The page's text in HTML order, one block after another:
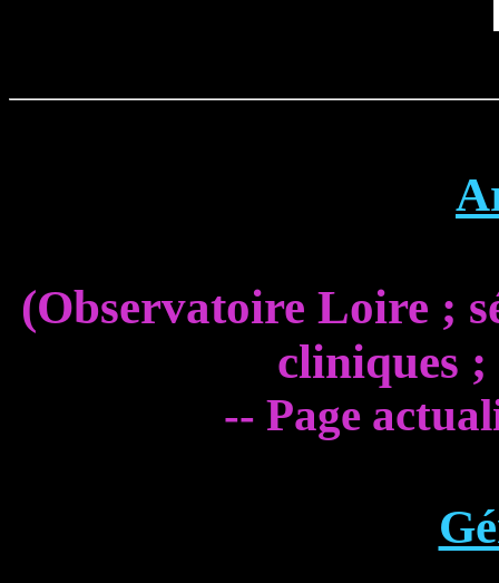
(Observatoire Loire ;
cliniques ;
-- Page